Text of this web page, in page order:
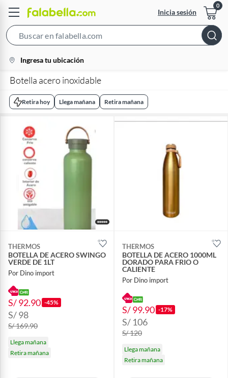
Inicia sesión
Bar
location-
icon
Ingresa tu ubicación
Botella acero inoxidable
Retira hoy Llega mañana Retira mañana
THERMOS
BOTELLA DE ACERO SWINGO
VERDE DE 1LT
Por Dino import
S/ 92.90 -45%
S/ 98
S/ 169.90
Llega mañana
Retira mañana
THERMOS
BOTELLA DE ACERO 1000ML
DORADO PARA FRIO O
CALIENTE
Por Dino import
S/ 99.90 -17%
S/ 106
S/ 120
Llega mañana
Retira mañana